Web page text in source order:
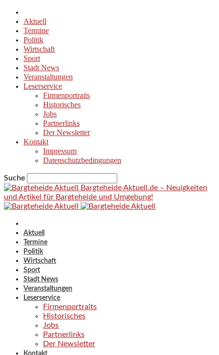
Aktuell
Termine
Politik
Wirtschaft
Sport
Stadt News
Veranstaltungen
Leserservice
Firmenportraits
Historisches
Jobs
Partnerlinks
Der Newsletter
Kontakt
Impressum
Datenschutzbedingungen
Suche
Bargteheide Aktuell.de – Neuigkeiten
und Artikel für Bargteheide und Umgebung!
Aktuell
Termine
Politik
Wirtschaft
Sport
Stadt News
Veranstaltungen
Leserservice
Firmenportraits
Historisches
Jobs
Partnerlinks
Der Newsletter
Kontakt